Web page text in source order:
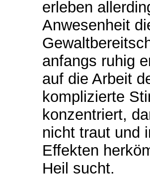
erleben
Anwesenheit
anfangs ruhig
auf die Arbeit
komplizierte
konzentriert,
nicht traut und
Effekten
Heil sucht.